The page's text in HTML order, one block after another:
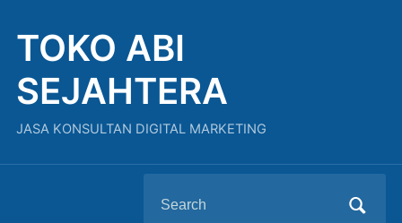
TOKO ABI
SEJAHTERA
JASA KONSULTAN DIGITAL MARKETING
for: